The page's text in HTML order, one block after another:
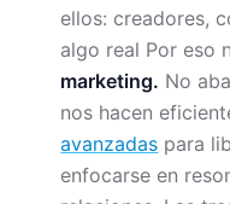
ellos: creadores,
algo real Por eso
marketing. No
nos hacen
avanzadas para
enfocarse en